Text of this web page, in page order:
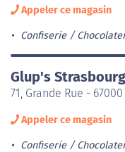
Appeler ce magasin
Confiserie /
Glup's Strasbourg
71, Grande Rue -
Appeler ce magasin
Confiserie /